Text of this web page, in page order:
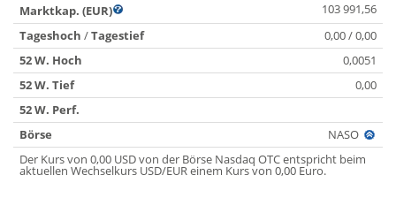
Marktkap. (EUR)
103 991,56
Tageshoch /Tagestief
0,00 / 0,00
52 W. Hoch
0,0051
52 W. Tief
0,00
52 W. Perf.
Börse
NASO
Der Kurs von 0,00 USD von der Börse Nasdaq OTC entspricht beim
aktuellen Wechselkurs USD/EUR einem Kurs von 0,00 Euro.